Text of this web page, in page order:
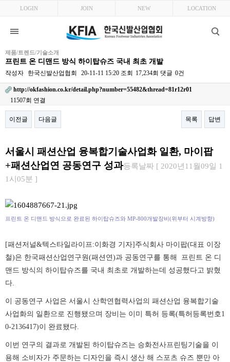
LOGIN JOIN NEW LOCATION
제품/트렌드/기술소개
프린트 온 디맨드 방식 하이탑슈즈 국내 최초 개발
작성자 한국신발산업협회 20-11-11 15:20 조회 17,234회 댓글 0건
http://okfashion.co.kr/detail.php?number=55482&thread=81r12r01
11507회 연결
이전글 다음글 목록 답변
서울시 패션산업 융복합기술사업화 일환, 마이팝
+패션산업연 공동연구 성과등록날짜 [ 2020년11월09일 1
1시05분 ]
프린트 온 디맨드 방식으로 완료된 하이탑슈즈와 MP-800개발장비(위부터 시계방향)
[패션저널&텍스타일라이프:이화경 기자]주식회사 마이팝(대표 이장
철)은 한국패션산업연구원(패션연)과 공동연구를 통해 프린트 온 디
맨드 방식의 하이탑슈즈를 국내 최초로 개발하는데 성공했다고 밝혔
다.
이 공동연구 사업은 서울시 산학연협력사업의 패션산업 융복합기술
사업화의 일환으로 진행됐으며 장비는 이미 특허 등록(특허등록번호1
0-2136417)이 완료됐다.
이번 연구의 결과로 개발된 하이탑슈즈는 승화전사프린팅기술을 이
용해 소비자가 주문하는 디자인을 즉시 생산 해 스포츠 슈즈 뿐만 아